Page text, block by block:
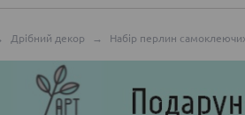
Дрібний декор → Набір перлин